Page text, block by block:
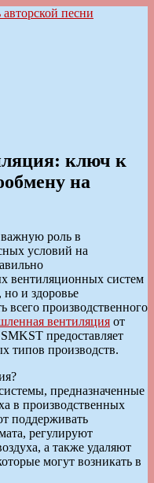
ключ к
на
роль в
условий на
вентиляционных систем
но и здоровье
всего производственного
вентиляция от
предоставляет
типов производств.
предназначенные
в производственных
поддерживать
регулируют
а также удаляют
могут возникать в